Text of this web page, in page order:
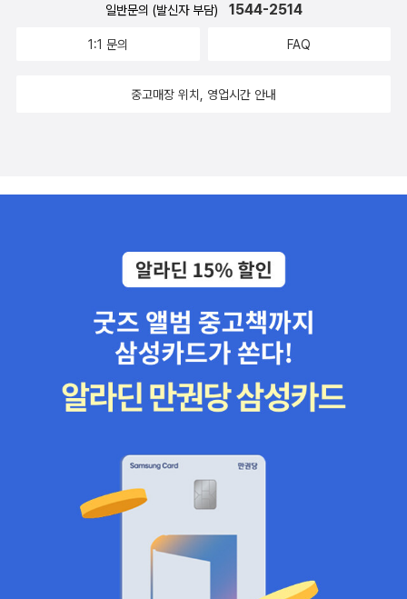
일반문의 (발신자 부담) 1544-2514
1:1 문의 FAQ
중고매장 위치, 영업시간 안내